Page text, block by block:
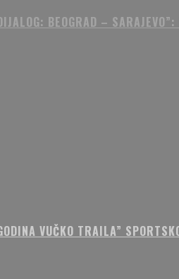
BEOGRAD –
VUČKO TRAILA”